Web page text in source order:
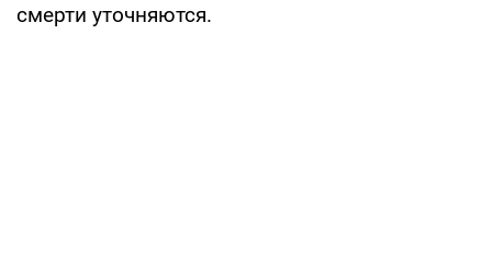
смерти уточняются.